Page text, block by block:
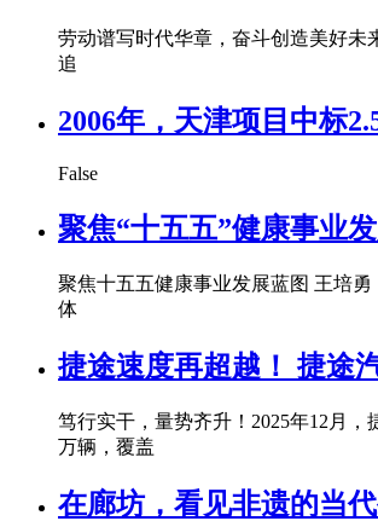
劳动谱写时代华章，奋斗创造美好未
追
2006年，天津项目中标
False
聚焦“十五五”健康事业
聚焦十五五健康事业发展蓝图 王培
体
捷途速度再超越！ 捷途
笃行实干，量势齐升！2025年12月，
万辆，覆盖
在廊坊，看见非遗的当